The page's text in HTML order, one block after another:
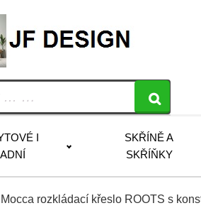
I
SKŘÍNĚ A
SKŘÍŇKY
rozkládací křeslo ROOTS s